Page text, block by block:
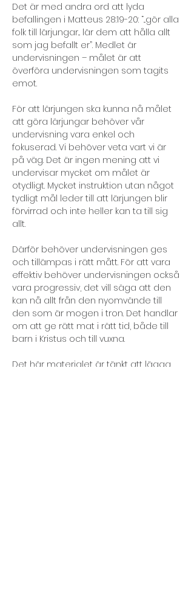
Det är med andra ord att lyda
befallingen i Matteus 28:19-20: “...gör alla
folk till lärjungar... lär dem att hålla allt
som jag befallt er”. Medlet är
undervisningen – målet är att
överföra undervisningen som tagits
emot.
För att lärjungen ska kunna nå målet
att göra lärjungar behöver vår
undervisning vara enkel och
fokuserad. Vi behöver veta vart vi är
på väg. Det är ingen mening att vi
undervisar mycket om målet är
otydligt. Mycket instruktion utan något
tydligt mål leder till att lärjungen blir
förvirrad och inte heller kan ta till sig
allt.
Därför behöver undervisningen ges
och tillämpas i rätt mått. För att vara
effektiv behöver undervisningen också
vara progressiv, det vill säga att den
kan nå allt från den nyomvände till
den som är mogen i tron. Det handlar
om att ge rätt mat i rätt tid, både till
barn i Kristus och till vuxna.
Det här materialet är tänkt att lägga